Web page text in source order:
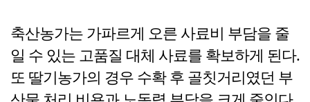
축산농가는 가파르게 오른 사료비 부담을 줄
일 수 있는 고품질 대체 사료를 확보하게 된다.
또 딸기농가의 경우 수확 후 골칫거리였던 부